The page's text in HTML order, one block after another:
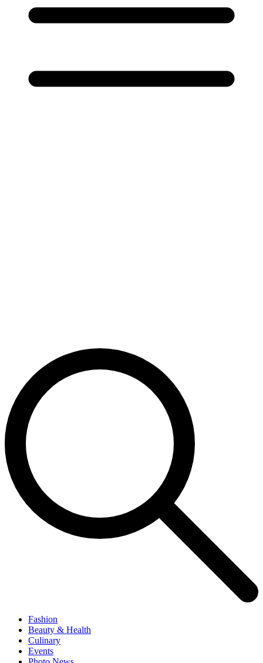
Fashion
Beauty & Health
Culinary
Events